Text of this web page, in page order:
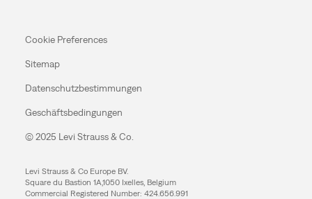
Cookie Preferences
Sitemap
Datenschutzbestimmungen
Geschäftsbedingungen
© 2025 Levi Strauss & Co.
Levi Strauss & Co Europe BV.
Square du Bastion 1A,1050 Ixelles, Belgium
Commercial Registered Number: 424.656.991